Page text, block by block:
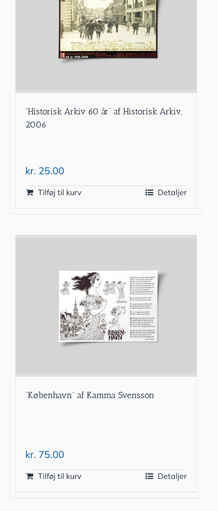
”Historisk Arkiv 60 år” af Historisk Arkiv,
2006
kr. 25.00
Tilføj til kurv Detaljer
”København” af Kamma Svensson
kr. 75.00
Tilføj til kurv Detaljer